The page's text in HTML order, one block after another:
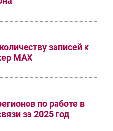
записей к
МАХ
по работе в
за 2025 год